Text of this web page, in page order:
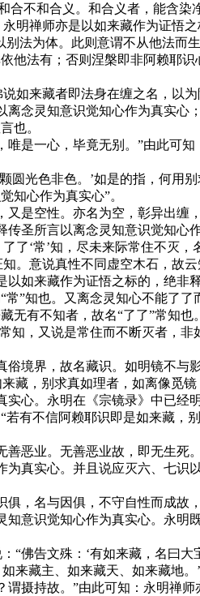
不和合义。和合义者，能含染
明禅师亦是以如来藏作为证悟
法为体。此则意谓不从他法而
他法有；否则涅槃即非阿赖耶
来藏者即法身在缠之名，以为
念灵知意识觉知心作为真实心
也。
一心，毕竟无别。”由此可知
光色非色。’如是的指，何用
知心作为真实心”。
空性。亦名为空，彰异出缠
圣所言以离念灵知意识觉知心作
‘常’知，尽未来际常住不灭
。意说真性不同虚空木石，故
如来藏作为证悟之标的，绝非
”知也。又离念灵知心不能了
有不知者，故名“了了”常知也
知，又说是常住而不断灭者，
界，故名藏识。如明镜不与
藏，别求真如理者，如离像觅
心。永明在《宗镜录》中已经
有不信阿赖耶识即是如来藏，
业。无善恶业故，即无生死
真实心。并且说应灭六、七识
名与因俱，不守自性而成故
意识觉知心作为真实心。永明
告文殊：‘有如来藏，名曰大
来藏主、如来藏天、如来藏地
摄持故。”由此可知：永明禅